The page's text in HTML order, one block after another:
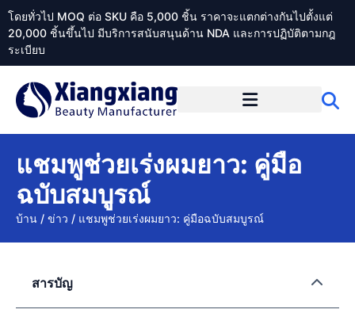
โดยทั่วไป MOQ ต่อ SKU คือ 5,000 ชิ้น ราคาจะแตกต่างกันไปตั้งแต่
20,000 ชิ้นขึ้นไป มีบริการสนับสนุนด้าน NDA และการปฏิบัติตามกฎ
ระเบียบ
แชมพูช่วยเร่งผมยาว: คู่มือ
ฉบับสมบูรณ์
บ้าน / ข่าว / แชมพูช่วยเร่งผมยาว: คู่มือฉบับสมบูรณ์
สารบัญ